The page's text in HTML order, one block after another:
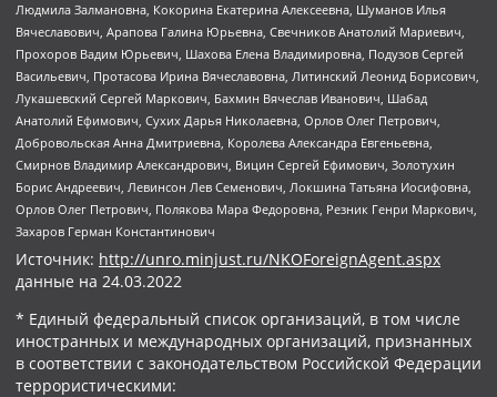
Людмила Залмановна, Кокорина Екатерина Алексеевна, Шуманов Илья
Вячеславович, Арапова Галина Юрьевна, Свечников Анатолий Мариевич,
Прохоров Вадим Юрьевич, Шахова Елена Владимировна, Подузов Сергей
Васильевич, Протасова Ирина Вячеславовна, Литинский Леонид Борисович,
Лукашевский Сергей Маркович, Бахмин Вячеслав Иванович, Шабад
Анатолий Ефимович, Сухих Дарья Николаевна, Орлов Олег Петрович,
Добровольская Анна Дмитриевна, Королева Александра Евгеньевна,
Смирнов Владимир Александрович, Вицин Сергей Ефимович, Золотухин
Борис Андреевич, Левинсон Лев Семенович, Локшина Татьяна Иосифовна,
Орлов Олег Петрович, Полякова Мара Федоровна, Резник Генри Маркович,
Захаров Герман Константинович
Источник: http://unro.minjust.ru/NKOForeignAgent.aspx
данные на 24.03.2022
* Единый федеральный список организаций, в том числе
иностранных и международных организаций, признанных
в соответствии с законодательством Российской Федерации
террористическими: